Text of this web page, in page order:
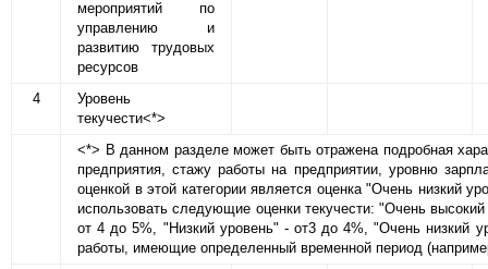
мероприятий по
управлению и
развитию трудовых
ресурсов
4
Уровень
текучести<*>
<*> В данном разделе может быть отражена подробная
предприятия, стажу работы на предприятии, уровню
оценкой в этой категории является оценка "Очень низкий
использовать следующие оценки текучести: "Очень
от 4 до 5%, "Низкий уровень" - от3 до 4%, "Очень низкий
работы, имеющие определенный временной период